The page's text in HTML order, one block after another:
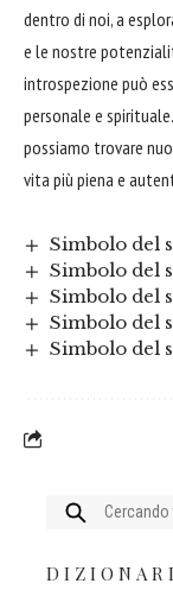
dentro di noi, a
e le nostre
introspezione può
personale e
possiamo trovare
vita più piena e
Simbolo del
Simbolo del
Simbolo del
Simbolo del
Simbolo del
Cercare: